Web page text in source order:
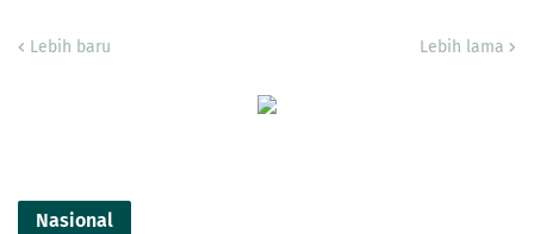
Lebih baru Lebih lama
Nasional